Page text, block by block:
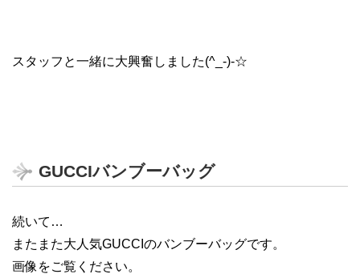
スタッフと一緒に大興奮しました(^_-)-☆
GUCCIバンブーバッグ
続いて…
またまた大人気GUCCIのバンブーバッグです。
画像をご覧ください。